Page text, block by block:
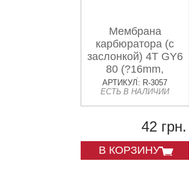
Мембрана
карбюратора (с
заслонкой) 4T GY6
80 (?16mm,
основная) MANLE
АРТИКУЛ: R-3057
ЕСТЬ В НАЛИЧИИ
42 грн.
В КОРЗИНУ